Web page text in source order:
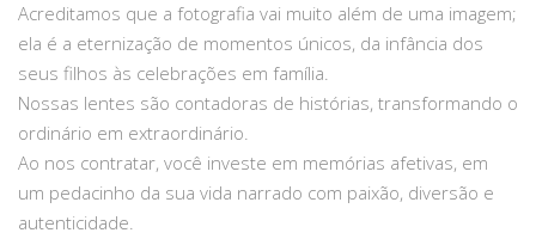
Acreditamos que a fotografia vai muito além de uma imagem;
ela é a eternização de momentos únicos, da infância dos
seus filhos às celebrações em família.
Nossas lentes são contadoras de histórias, transformando o
ordinário em extraordinário.
Ao nos contratar, você investe em memórias afetivas, em
um pedacinho da sua vida narrado com paixão, diversão e
autenticidade.